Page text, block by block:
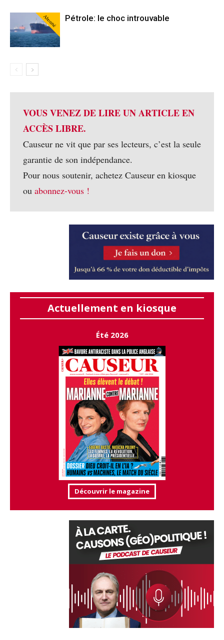
Abonné Pétrole: le choc introuvable
VOUS VENEZ DE LIRE UN ARTICLE EN
ACCÈS LIBRE.
Causeur ne vit que par ses lecteurs, c’est la seule
garantie de son indépendance.
Pour nous soutenir, achetez Causeur en kiosque
ou abonnez-vous !
Actuellement en kiosque
Été 2026
Découvrir le magazine